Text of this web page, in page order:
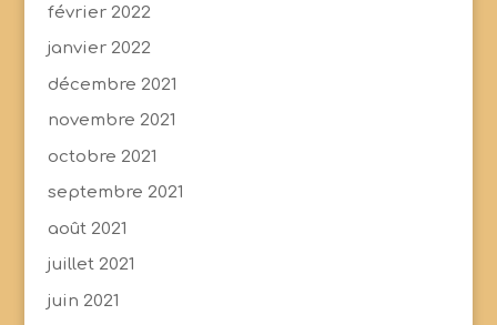
février 2022
janvier 2022
décembre 2021
novembre 2021
octobre 2021
septembre 2021
août 2021
juillet 2021
juin 2021